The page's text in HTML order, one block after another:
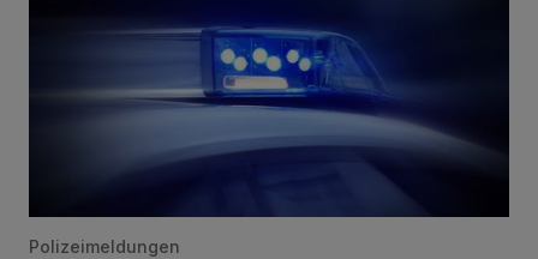
Polizeimeldungen